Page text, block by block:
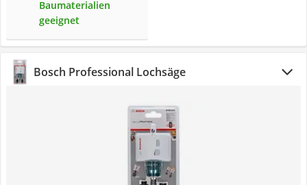
Baumaterialien
geeignet
Bosch Professional Lochsäge